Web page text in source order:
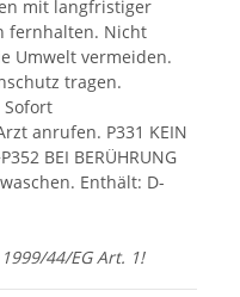
mit langfristiger
fernhalten. Nicht
Umwelt vermeiden.
tragen.
Sofort
anrufen. P331 KEIN
BEI BERÜHRUNG
Enthält: D-
44/EG Art. 1!